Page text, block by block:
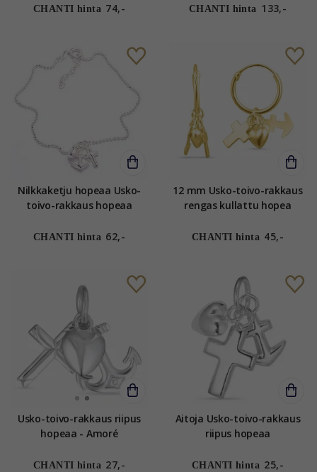
CHANTI hinta 74,- CHANTI hinta 133,-
Nilkkaketju hopeaa Usko-
toivo-rakkaus hopeaa
CHANTI hinta 62,-
12 mm Usko-toivo-rakkaus
rengas kullattu hopea
CHANTI hinta 45,-
Usko-toivo-rakkaus riipus
hopeaa - Amoré
CHANTI hinta 27,-
Aitoja Usko-toivo-rakkaus
riipus hopeaa
CHANTI hinta 25,-